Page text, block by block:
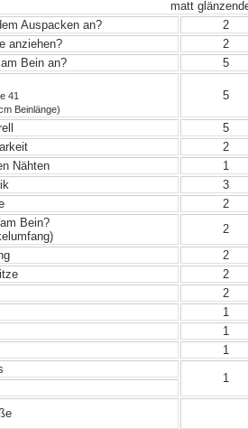
matt
Auspacken an? 2
anziehen?
2
Bein an?
5
41
Beinlänge)
5
5
2
Nähten
1
3
2
Bein?
2
2
2
2
1
1
1
1